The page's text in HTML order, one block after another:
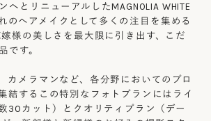
へとリニューアルしたMAGNOLIA WHITE
のヘアメイクとして多くの注目を集める
様の美しさを最大限に引き出す、こだ
です。
カメラマンなど、各分野においてのプロ
結するこの特別なフォトプランにはライ
30カット）とクオリティプラン（デー